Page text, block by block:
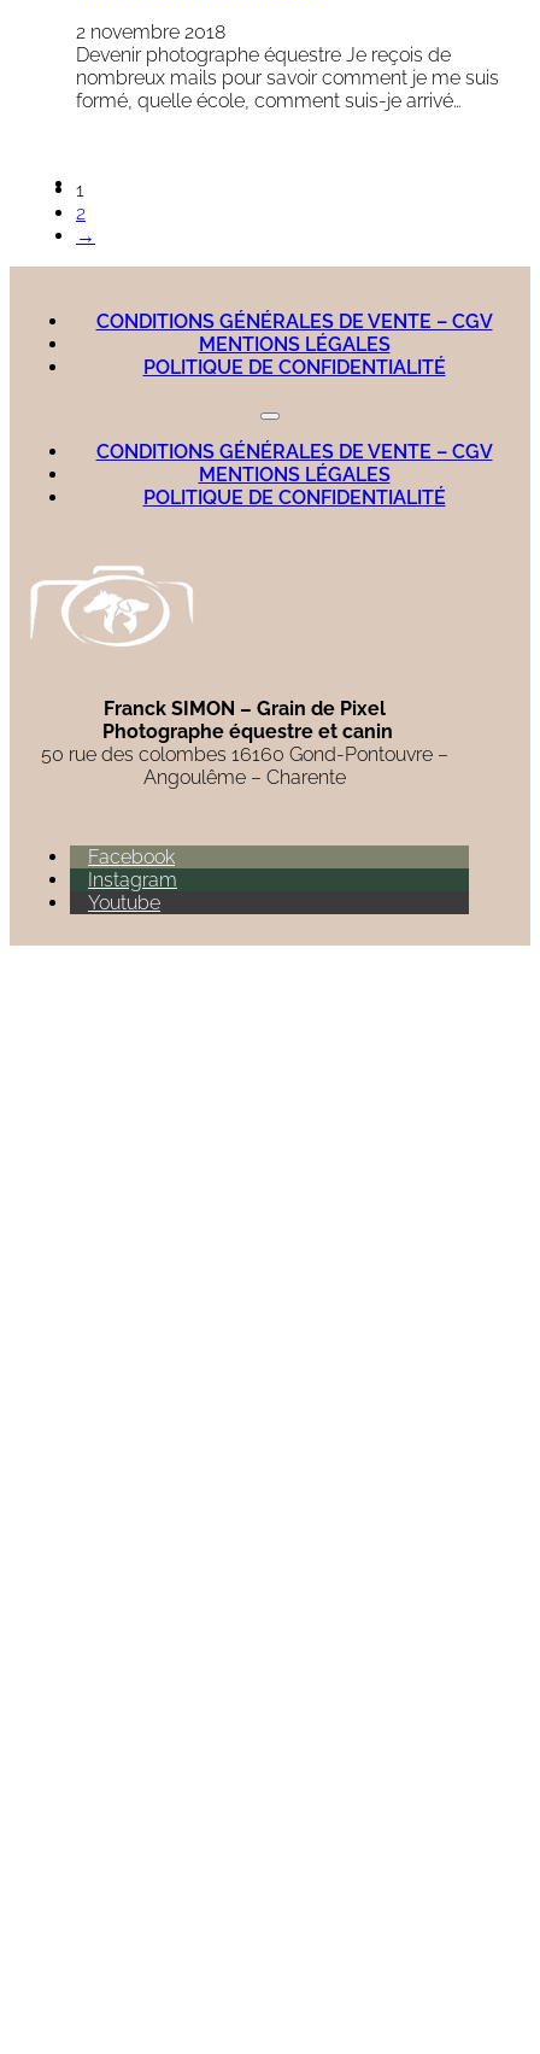
2 novembre 2018
Devenir photographe équestre Je reçois de
nombreux mails pour savoir comment je me suis
formé, quelle école, comment suis-je arrivé…
1
2
→
CONDITIONS GÉNÉRALES DE VENTE – CGV
MENTIONS LÉGALES
POLITIQUE DE CONFIDENTIALITÉ
CONDITIONS GÉNÉRALES DE VENTE – CGV
MENTIONS LÉGALES
POLITIQUE DE CONFIDENTIALITÉ
Franck SIMON – Grain de Pixel
Photographe équestre et canin
50 rue des colombes 16160 Gond-Pontouvre –
Angoulême – Charente
Facebook
Instagram
Youtube